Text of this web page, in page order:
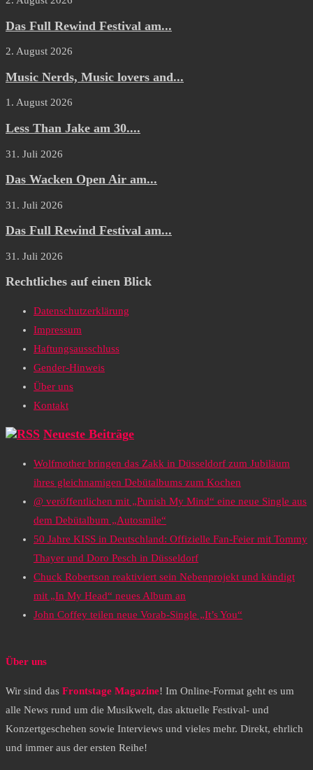
Das Full Rewind Festival am...
2. August 2026
Music Nerds, Music lovers and...
1. August 2026
Less Than Jake am 30....
31. Juli 2026
Das Wacken Open Air am...
31. Juli 2026
Das Full Rewind Festival am...
31. Juli 2026
Rechtliches auf einen Blick
Datenschutzerklärung
Impressum
Haftungsausschluss
Gender-Hinweis
Über uns
Kontakt
Neueste Beiträge
Wolfmother bringen das Zakk in Düsseldorf zum Jubiläum
ihres gleichnamigen Debütalbums zum Kochen
@ veröffentlichen mit „Punish My Mind“ eine neue Single aus
dem Debütalbum „Autosmile“
50 Jahre KISS in Deutschland: Offizielle Fan-Feier mit Tommy
Thayer und Doro Pesch in Düsseldorf
Chuck Robertson reaktiviert sein Nebenprojekt und kündigt
mit „In My Head“ neues Album an
John Coffey teilen neue Vorab-Single „It’s You“
Über uns
Wir sind das Frontstage Magazine! Im Online-Format geht es um
alle News rund um die Musikwelt, das aktuelle Festival- und
Konzertgeschehen sowie Interviews und vieles mehr. Direkt, ehrlich
und immer aus der ersten Reihe!